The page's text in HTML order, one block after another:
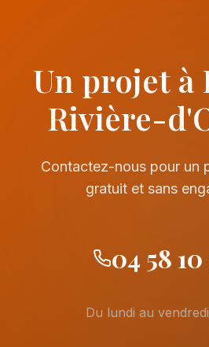
Un projet à
Rivière-
Contactez-nous pour un
gratuit et sans
04 58 10
Du lundi au